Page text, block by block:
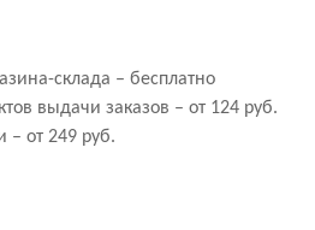
склада – бесплатно
выдачи заказов – от 124 руб.
– от 249 руб.